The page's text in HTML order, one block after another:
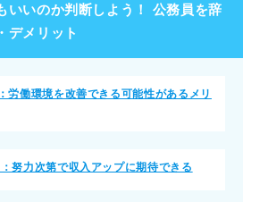
いいのか判断しよう！ 公務員を辞
デメリット
労働環境を改善できる可能性があるメリ
努力次第で収入アップに期待できる